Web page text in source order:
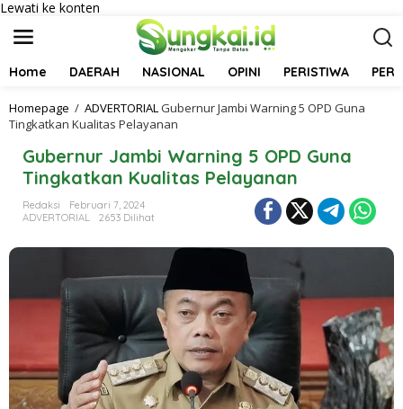
Lewati ke konten
Home DAERAH NASIONAL OPINI PERISTIWA
Homepage / ADVERTORIALGubernur Jambi Warning 5 OPD Guna
Tingkatkan Kualitas Pelayanan
Gubernur Jambi Warning 5 OPD Guna
Tingkatkan Kualitas Pelayanan
Redaksi
Februari 7, 2024
ADVERTORIAL
2653 Dilihat